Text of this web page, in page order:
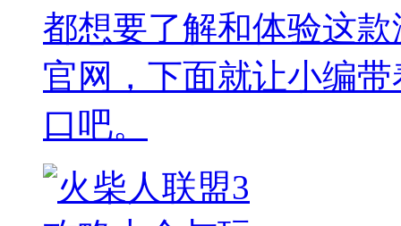
都想要了解和体验这
官网，下面就让小编
口吧。